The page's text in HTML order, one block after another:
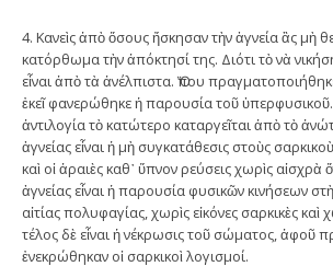
4. Κανεὶς ἀπὸ ὅσους ἤσκησαν τὴν ἁγνεία ἂς μὴ
κατόρθωμα τὴν ἀπόκτησί της. Διότι τὸ νὰ
εἶναι ἀπὸ τὰ ἀνέλπιστα. Ὅπου
ἐκεῖ φανερώθηκε ἡ παρουσία τοῦ
ἀντιλογία τὸ κατώτερο καταργεῖται ἀπὸ τὸ
ἁγνείας εἶναι ἡ μὴ συγκατάθεσις στοὺς
καὶ οἱ ἀραιὲς καθ᾿ ὕπνον ρεύσεις χωρὶς αἰσχρὰ
ἁγνείας εἶναι ἡ παρουσία φυσικῶν κινήσεων
αἰτίας πολυφαγίας, χωρὶς εἰκόνες σαρκικὲς καὶ
τέλος δὲ εἶναι ἡ νέκρωσις τοῦ σώματος, ἀφοῦ
ἐνεκρώθηκαν οἱ σαρκικοὶ λογισμοί.